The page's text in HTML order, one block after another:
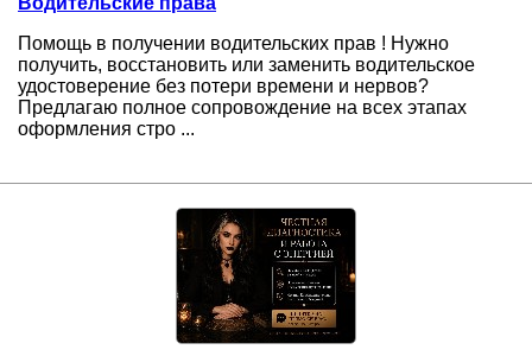
Помощь в получении водительских прав ! Нужно
получить, восстановить или заменить водительское
удостоверение без потери времени и нервов?
Предлагаю полное сопровождение на всех этапах
оформления стро ...